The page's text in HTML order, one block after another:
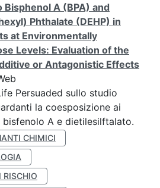
Bisphenol A (BPA) and
Phthalate (DEHP) in
at Environmentally
Levels: Evaluation of the
or Antagonistic Effects
Persuaded sullo studio
la coesposizione ai
A e dietilesilftalato.
CHIMICI
RISCHIO